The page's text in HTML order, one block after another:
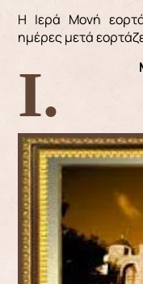
Η Ιερά Μονή
ημέρες μετά